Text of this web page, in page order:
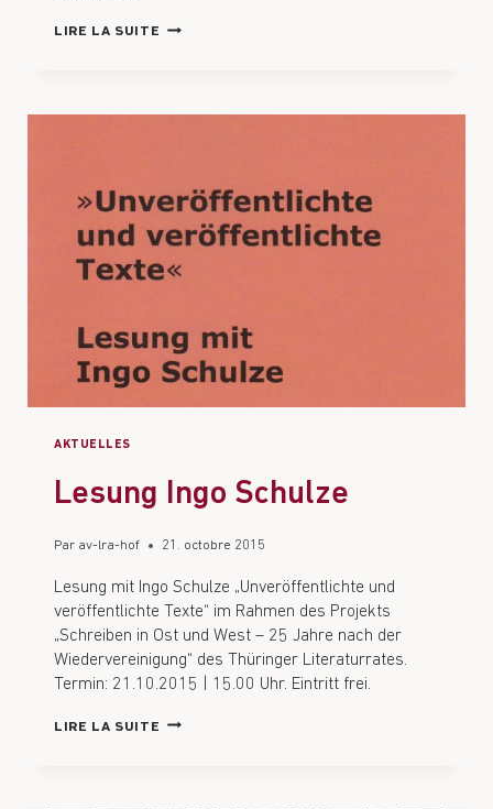
LIRE LA SUITE
AKTUELLES
Lesung Ingo Schulze
Par av-lra-hof 21. octobre 2015
Lesung mit Ingo Schulze „Unveröffentlichte und
veröffentlichte Texte“ im Rahmen des Projekts
„Schreiben in Ost und West – 25 Jahre nach der
Wiedervereinigung“ des Thüringer Literaturrates.
Termin: 21.10.2015 | 15.00 Uhr. Eintritt frei.
LIRE LA SUITE